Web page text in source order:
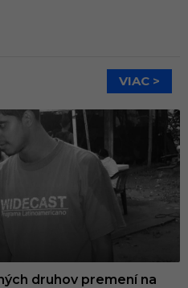
VIAC >
druhov premení na